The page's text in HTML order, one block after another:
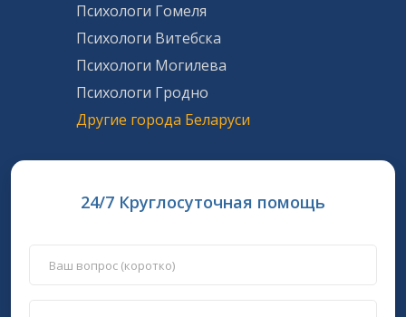
Психологи Гомеля
Психологи Витебска
Психологи Могилева
Психологи Гродно
Другие города Беларуси
24/7 Круглосуточная помощь